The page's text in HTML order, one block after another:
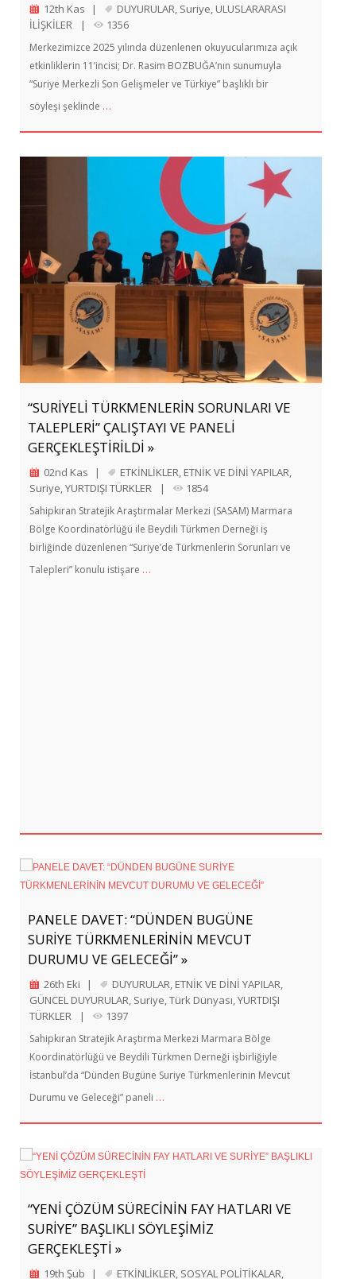
12th Kas | DUYURULAR Suriye ULUSLARARASI
İLİŞKİLER
| 1356
Merkezimizce 2025 yılında düzenlenen okuyucularımıza açık
etkinliklerin 11’incisi; Dr. Rasim BOZBUĞA’nın sunumuyla
“Suriye Merkezli Son Gelişmeler ve Türkiye” başlıklı bir
söyleşi şeklinde …
“SURİYELİ TÜRKMENLERİN SORUNLARI VE
TALEPLERİ” ÇALIŞTAYI VE PANELİ
GERÇEKLEŞTİRİLDİ »
02nd Kas | ETKİNLİKLER, ETNİK VE DİNİ YAPILAR,
Suriye,YURTDIŞI TÜRKLER | 1854
Sahipkıran Stratejik Araştırmalar Merkezi (SASAM) Marmara
Bölge Koordinatörlüğü ile Beydili Türkmen Derneği iş
birliğinde düzenlenen “Suriye’de Türkmenlerin Sorunları ve
Talepleri” konulu istişare …
PANELE DAVET: “DÜNDEN BUGÜNE
SURİYE TÜRKMENLERİNİN MEVCUT
DURUMU VE GELECEĞİ” »
26th Eki | DUYURULAR, ETNİK VE DİNİ YAPILAR,
GÜNCEL DUYURULAR, Suriye,Türk Dünyası,YURTDIŞI
TÜRKLER
| 1397
Sahipkıran Stratejik Araştırma Merkezi Marmara Bölge
Koordinatörlüğü ve Beydili Türkmen Derneği işbirliğiyle
İstanbul’da “Dünden Bugüne Suriye Türkmenlerinin Mevcut
Durumu ve Geleceği” paneli …
“YENİ ÇÖZÜM SÜRECİNİN FAY HATLARI VE
SURİYE” BAŞLIKLI SÖYLEŞİMİZ
GERÇEKLEŞTİ »
19th Şub | ETKİNLİKLER, SOSYAL POLİTİKALAR,